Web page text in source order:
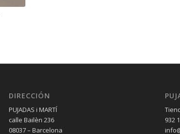
DIRECCIÓN
PUJADAS i MARTÍ
calle Bailèn 236
08037 – Barcelona
932